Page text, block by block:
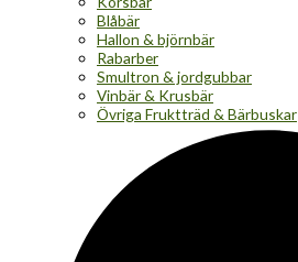
Blåbär
Hallon & björnbär
Rabarber
Smultron & jordgubbar
Vinbär & Krusbär
Övriga Fruktträd & Bärbuskar